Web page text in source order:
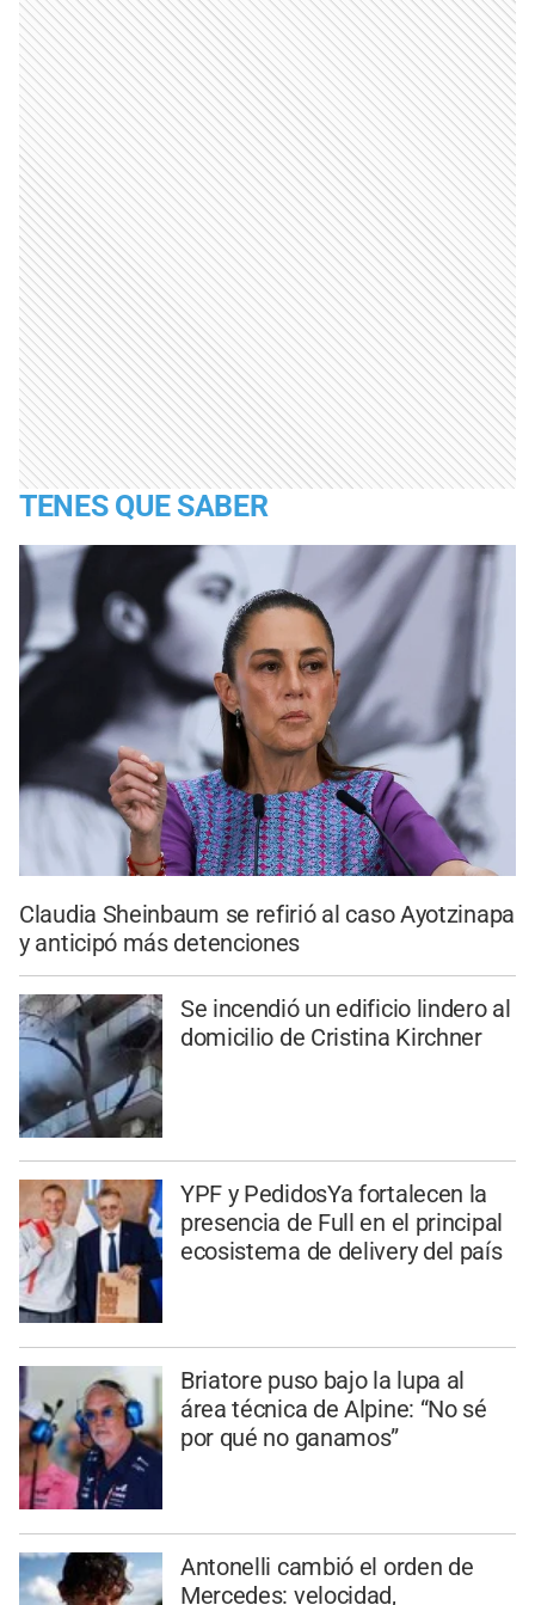
TENES QUE SABER
Claudia Sheinbaum se refirió al caso Ayotzinapa
y anticipó más detenciones
Se incendió un edificio lindero al
domicilio de Cristina Kirchner
YPF y PedidosYa fortalecen la
presencia de Full en el principal
ecosistema de delivery del país
Briatore puso bajo la lupa al
área técnica de Alpine: “No sé
por qué no ganamos”
Antonelli cambió el orden de
Mercedes: velocidad,